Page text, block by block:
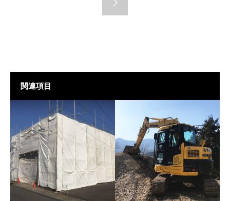
関連項目